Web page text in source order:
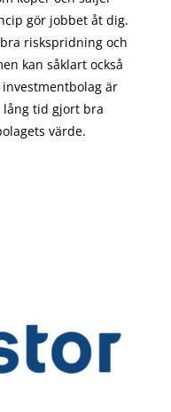
görjobbet åt dig.
riskspridning och
kan såklart också
är
tid gjort bra
värde.